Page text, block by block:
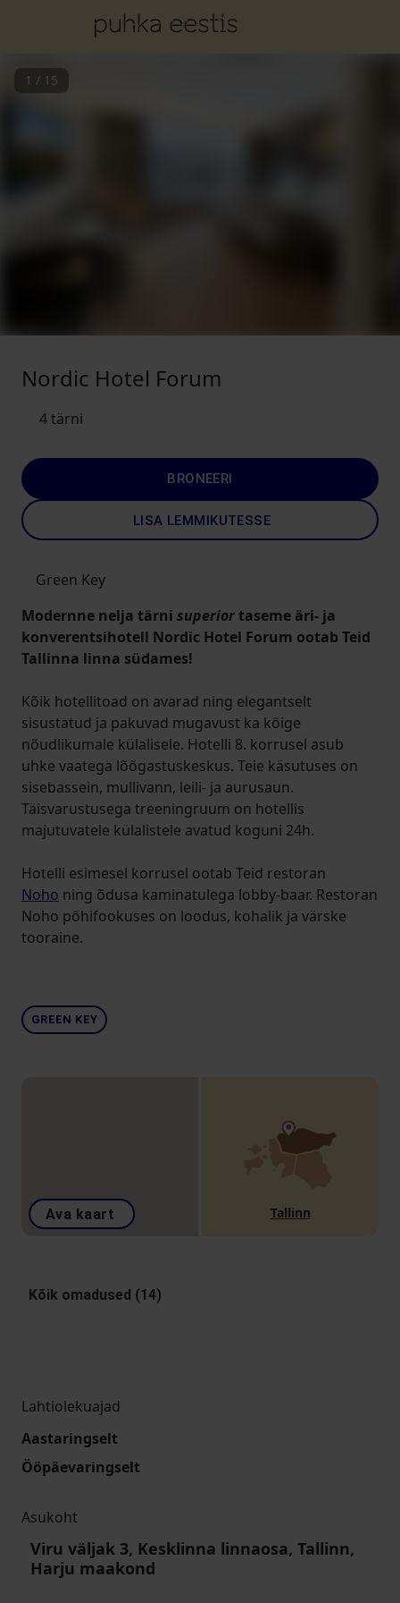
1 / 15
Nordic Hotel Forum
4 tärni
BRONEERI
LISA LEMMIKUTESSE
Green Key
Modernne nelja tärni superiortaseme äri- ja
konverentsihotell Nordic Hotel Forum ootab Teid
Tallinna linna südames!
Kõik hotellitoad on avarad ning elegantselt
sisustatud ja pakuvad mugavust ka kõige
nõudlikumale külalisele. Hotelli 8. korrusel asub
uhke vaatega lõõgastuskeskus. Teie käsutuses on
sisebassein, mullivann, leili- ja aurusaun.
Täisvarustusega treeningruum on hotellis
majutuvatele külalistele avatud koguni 24h.
Hotelli esimesel korrusel ootab Teid restoran
Noho ning õdusa kaminatulega lobby-baar. Restoran
Noho põhifookuses on loodus, kohalik ja värske
tooraine.
GREEN KEY
Ava kaart Tallinn
Kõik omadused (14)
Lahtiolekuajad
Aastaringselt
Ööpäevaringselt
Asukoht
Viru väljak 3, Kesklinna linnaosa, Tallinn,
Harju maakond